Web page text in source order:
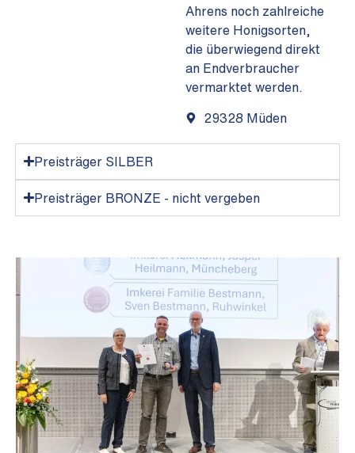
Ahrens noch zahlreiche
weitere Honigsorten,
die überwiegend direkt
an Endverbraucher
vermarktet werden.
29328 Müden
Preisträger SILBER
Preisträger BRONZE - nicht vergeben